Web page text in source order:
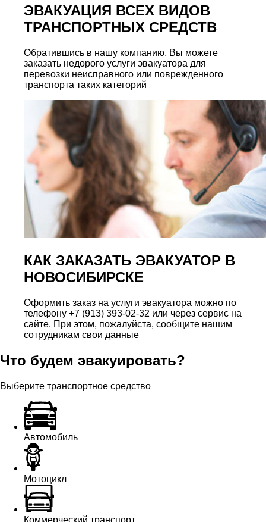
ЭВАКУАЦИЯ ВСЕХ ВИДОВ
ТРАНСПОРТНЫХ СРЕДСТВ
Обратившись в нашу компанию, Вы можете
заказать недорого услуги эвакуатора для
перевозки неисправного или поврежденного
транспорта таких категорий
КАК ЗАКАЗАТЬ ЭВАКУАТОР В
НОВОСИБИРСКЕ
Оформить заказ на услуги эвакуатора можно по
телефону +7 (913) 393-02-32 или через сервис на
сайте. При этом, пожалуйста, сообщите нашим
сотрудникам свои данные
Что будем эвакуировать?
Выберите транспортное средство
Автомобиль
Мотоцикл
Коммерческий транспорт